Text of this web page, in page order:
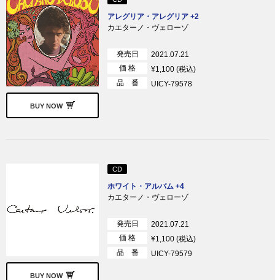
BUY NOW
アレグリア・アレグリア +2
カエターノ・ヴェローゾ
発売日
2021.07.21
価 格
¥1,100 (税込)
品 番
UICY-79578
BUY NOW
CD
ホワイト・アルバム +4
カエターノ・ヴェローゾ
発売日
2021.07.21
価 格
¥1,100 (税込)
品 番
UICY-79579